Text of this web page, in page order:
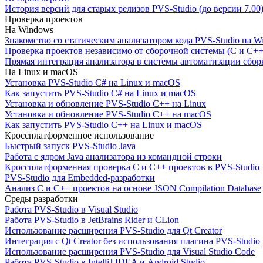
История версий для старых релизов PVS-Studio (до версии 7.00)
Проверка проектов
На Windows
Знакомство со статическим анализатором кода PVS-Studio на
Проверка проектов независимо от сборочной системы (C и
Прямая интеграция анализатора в системы автоматизации
На Linux и macOS
Установка PVS-Studio C# на Linux и macOS
Как запустить PVS-Studio C# на Linux и macOS
Установка и обновление PVS-Studio C++ на Linux
Установка и обновление PVS-Studio C++ на macOS
Как запустить PVS-Studio C++ на Linux и macOS
Кроссплатформенное использование
Быстрый запуск PVS-Studio Java
Работа с ядром Java анализатора из командной строки
Кроссплатформенная проверка C и C++ проектов в PVS-Studio
PVS-Studio для Embedded-разработки
Анализ C и C++ проектов на основе JSON Compilation Database
Среды разработки
Работа PVS-Studio в Visual Studio
Работа PVS-Studio в JetBrains Rider и CLion
Использование расширения PVS-Studio для Qt Creator
Интеграция с Qt Creator без использования плагина PVS-Studio
Использование расширения PVS-Studio для Visual Studio Code